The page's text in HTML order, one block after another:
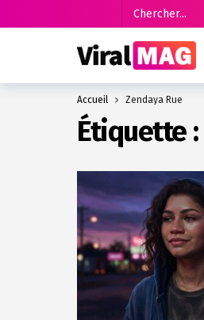
Accueil Zendaya Rue
Étiquette :